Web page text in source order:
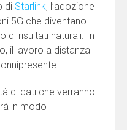
di Starlink, l’adozione
5G che diventano
di risultati naturali. In
il lavoro a distanza
di dati che verranno
in modo